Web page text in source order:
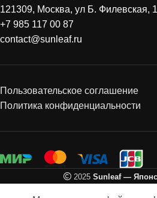
121309, Москва, ул Б. Филевская,
+7 985 117 00 87
contact@sunleaf.ru
Пользовательское соглашение
Политика конфиденциальности
2025 Sunleaf —